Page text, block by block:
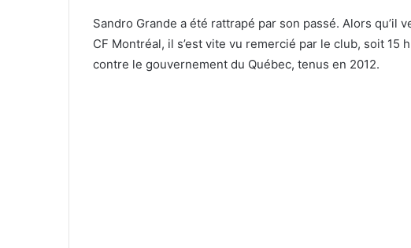
Sandro Grande a été rattrapé par son passé. Alors qu’il
CF Montréal, il s’est vite vu remercié par le club, soit 15
contre le gouvernement du Québec, tenus en 2012.